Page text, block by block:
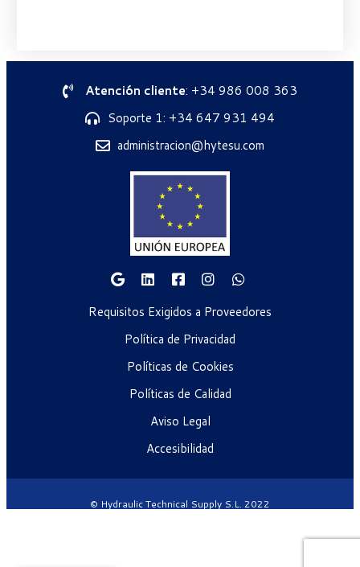
Atención cliente: +34 986 008 363
Soporte 1: +34 647 931 494
administracion@hytesu.com
Requisitos Exigidos a Proveedores
Política de Privacidad
Políticas de Cookies
Políticas de Calidad
Aviso Legal
Accesibilidad
© Hydraulic Technical Supply S.L. 2022